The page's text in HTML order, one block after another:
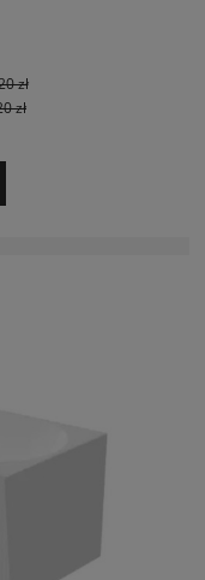
zł
zł